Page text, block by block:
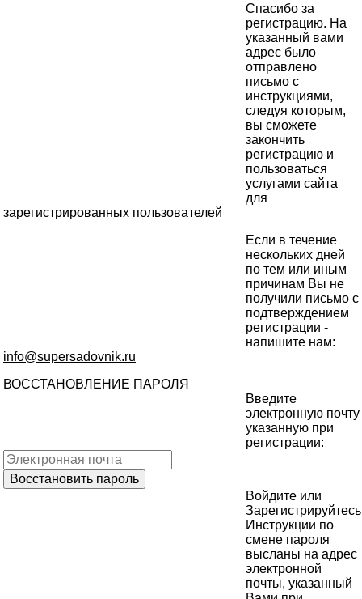
Спасибо за
регистрацию. На
указанный вами
адрес было
отправлено
письмо с
инструкциями,
следуя которым,
вы сможете
закончить
регистрацию и
пользоваться
услугами сайта
для
зарегистрированных пользователей
Если в течение
нескольких дней
по тем или иным
причинам Вы не
получили письмо с
подтверждением
регистрации -
напишите нам:
info@supersadovnik.ru
ВОССТАНОВЛЕНИЕ ПАРОЛЯ
Введите
электронную почту
указанную при
регистрации:
Войдите или
Зарегистрируйтесь
Инструкции по
смене пароля
высланы на адрес
электронной
почты, указанный